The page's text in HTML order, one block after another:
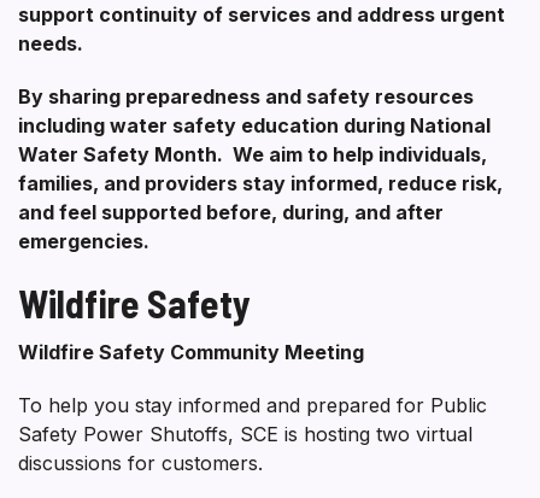
support continuity of services and address urgent
needs.
By sharing preparedness and safety resources
including water safety education during National
Water Safety Month. We aim to help individuals,
families, and providers stay informed, reduce risk,
and feel supported before, during, and after
emergencies.
Wildfire Safety
Wildfire Safety Community Meeting
To help you stay informed and prepared for Public
Safety Power Shutoffs, SCE is hosting two virtual
discussions for customers.